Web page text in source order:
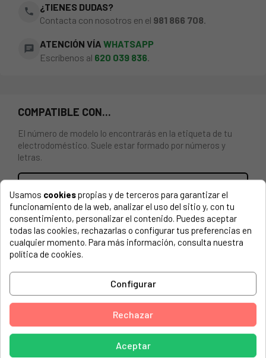
phone
¿TIENES DUDAS?
Contacta con nosotros en el 981 866 708.
chat ATENCIÓN VÍA WHATSAPP
Escríbenos al 620 039 836
COMPATIBLE CON...
El número de modelo lo encontrarás en la etiqueta de tu
electrodoméstico. Suele estar formado por números y
letras.
CAJÓN FASTFREEZE DEL CONGELADOR
CENTRAL/SUPERIOR PARA FRIGORÍFICO AEG,
ELECTROLUX. Ancho (mm): 157. Largo (mm): 402.
AEG, 92550001900 SCE81821FS 04/15/2017
AEG, 92550001901 SCE81821FS
AEG, 92550002001 SCE81831FS
AEG, 92550309300 SCB41811LS
Usamos cookiespropias y de terceros para garantizar el
funcionamiento de la web, analizar el uso del sitio y, con tu
consentimiento, personalizar el contenido. Puedes aceptar
todas las cookies, rechazarlas o configurar tus preferencias en
cualquier momento. Para más información, consulta nuestra
política de cookies.
Configurar
Rechazar
Aceptar